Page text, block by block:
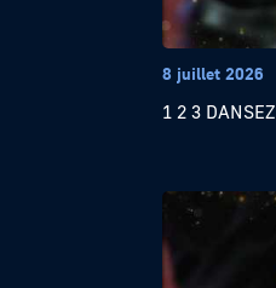
8 juillet 2026
1 2 3 DANSEZ